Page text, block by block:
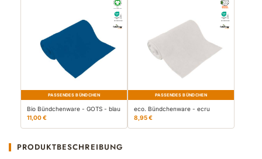
PASSENDES BÜNDCHEN
Bio Bündchenware - GOTS - blau
11,00 €
PASSENDES BÜNDCHEN
eco. Bündchenware - ecru
8,95 €
PRODUKTBESCHREIBUNG